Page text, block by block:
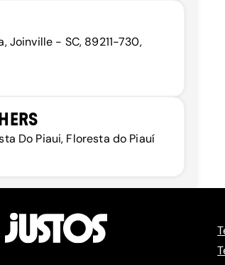
Joinville - SC, 89211-730,
Do Piaui, Floresta do Piauí